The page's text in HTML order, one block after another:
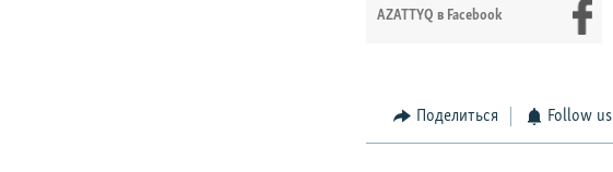
AZATTYQ в Facebook
Поделиться Follow us